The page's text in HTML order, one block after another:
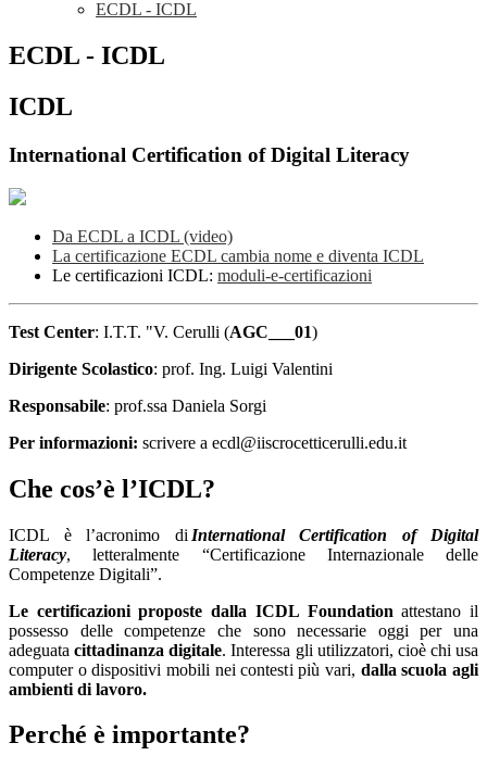
ECDL - ICDL
ECDL - ICDL
ICDL
International Certification of Digital Literacy
Da ECDL a ICDL (video)
La certificazione ECDL cambia nome e diventa ICDL
Le certificazioni ICDL: moduli-e-certificazioni
Test Center: I.T.T. "V. Cerulli (AGC___01)
Dirigente Scolastico: prof. Ing. Luigi Valentini
Responsabile: prof.ssa Daniela Sorgi
Per informazioni: scrivere a ecdl@iiscrocetticerulli.edu.it
Che cos’è l’ICDL?
ICDL è l’acronimo di International Certification of Digital
Literacy, letteralmente “Certificazione Internazionale delle
Competenze Digitali”.
Le certificazioni proposte dalla ICDL Foundationattestano il
possesso delle competenze che sono necessarie oggi per una
adeguatacittadinanza digitale. Interessa gli utilizzatori, cioè chi usa
computer o dispositivi mobili nei contesti più vari, dalla scuola agli
ambienti di lavoro.
Perché è importante?